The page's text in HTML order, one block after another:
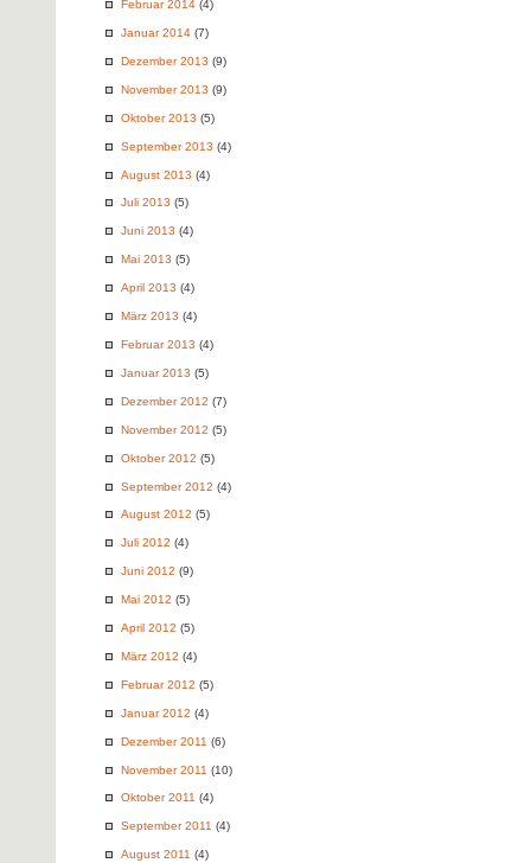
Februar 2014 (4)
Januar 2014 (7)
Dezember 2013 (9)
November 2013 (9)
Oktober 2013 (5)
September 2013 (4)
August 2013 (4)
Juli 2013 (5)
Juni 2013 (4)
Mai 2013 (5)
April 2013 (4)
März 2013 (4)
Februar 2013 (4)
Januar 2013 (5)
Dezember 2012 (7)
November 2012 (5)
Oktober 2012 (5)
September 2012 (4)
August 2012 (5)
Juli 2012 (4)
Juni 2012 (9)
Mai 2012 (5)
April 2012 (5)
März 2012 (4)
Februar 2012 (5)
Januar 2012 (4)
Dezember 2011 (6)
November 2011 (10)
Oktober 2011 (4)
September 2011 (4)
August 2011 (4)